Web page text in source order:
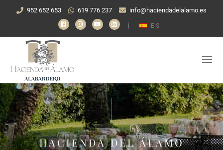
952 652 653 619 776 237 info@haciendadelalamo.es
ES
HACIENDA DEL ÁLAMO